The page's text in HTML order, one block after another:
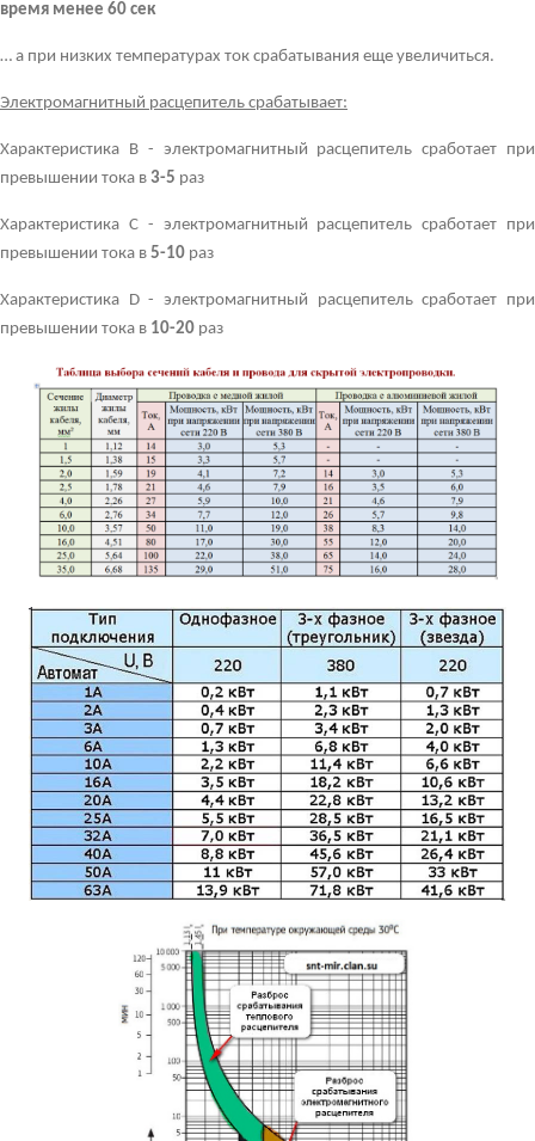
время менее 60 сек
… а при низких температурах ток срабатывания еще увеличиться.
Электромагнитный расцепитель срабатывает:
Характеристика В - электромагнитный расцепитель сработает при
превышении тока в 3-5 раз
Характеристика С - электромагнитный расцепитель сработает при
превышении тока в 5-10 раз
Характеристика D - электромагнитный расцепитель сработает при
превышении тока в 10-20 раз